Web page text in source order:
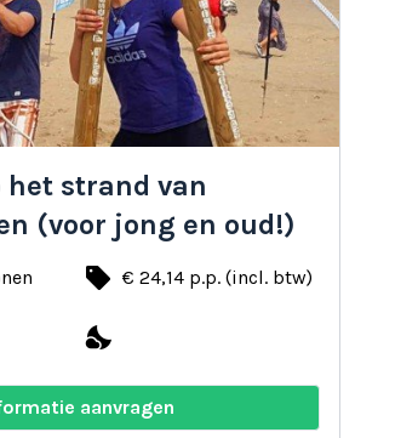
het strand van
(voor jong en oud!)
local_offer € 24,14 p.p. (incl. btw)
nights_stay
aanvragen